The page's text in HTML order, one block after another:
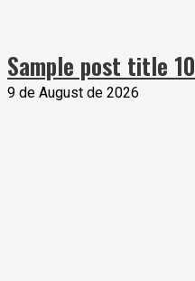
Sample post title 10
9 de August de 2026